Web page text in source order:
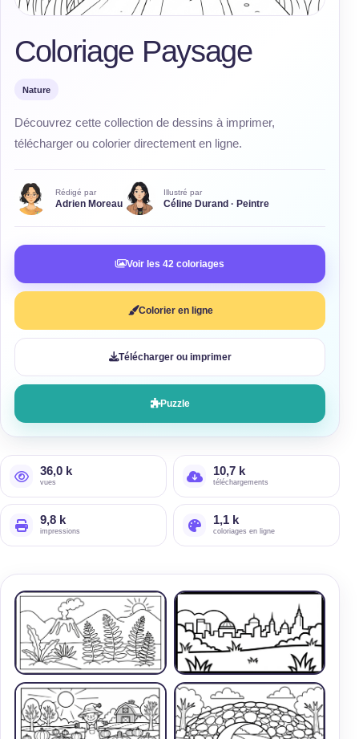
Coloriage Paysage
Nature
Découvrez cette collection de dessins à imprimer,
télécharger ou colorier directement en ligne.
Rédigé par
Adrien Moreau
Illustré par
Céline Durand · Peintre
Voir les 42 coloriages
Colorier en ligne
Télécharger ou imprimer
Puzzle
36,0 k
vues
10,7 k
téléchargements
9,8 k
impressions
1,1 k
coloriages en ligne